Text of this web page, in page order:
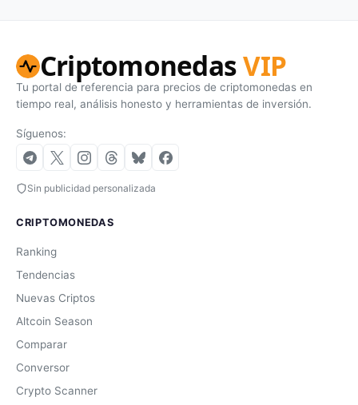
CriptomonedasVIP
Tu portal de referencia para precios de criptomonedas en
tiempo real, análisis honesto y herramientas de inversión.
Síguenos:
Sin publicidad personalizada
CRIPTOMONEDAS
Ranking
Tendencias
Nuevas Criptos
Altcoin Season
Comparar
Conversor
Crypto Scanner